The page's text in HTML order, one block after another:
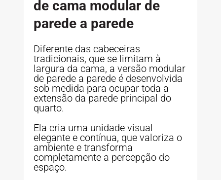
de cama modular de
parede a parede
Diferente das cabeceiras
tradicionais, que se limitam à
largura da cama, a versão modular
de parede a parede é desenvolvida
sob medida para ocupar toda a
extensão da parede principal do
quarto.
Ela cria uma unidade visual
elegante e contínua, que valoriza o
ambiente e transforma
completamente a percepção do
espaço.